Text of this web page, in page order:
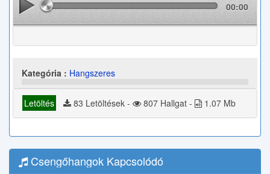
00:00
Kategória : Hangszeres
Letöltés 83 Letöltések - 807 Hallgat - 1.07 Mb
Csengőhangok Kapcsolódó